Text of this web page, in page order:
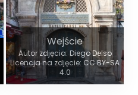
Wejście
Autor zdjęcia: Diego Delso
Licencja na zdjęcie: CC BY-SA
4.0